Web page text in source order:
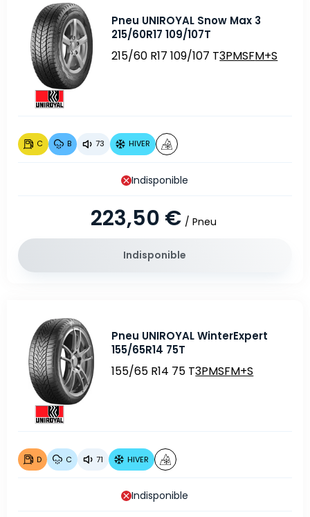
Pneu UNIROYAL Snow Max 3
215/60R17 109/107T
215/60 R17 109/107 T3PMSFM+S
C B 73 HIVER
223,50 € / Pneu
Indisponible
Indisponible
Pneu UNIROYAL WinterExpert
155/65R14 75T
155/65 R14 75 T3PMSFM+S
D C 71 HIVER
Indisponible